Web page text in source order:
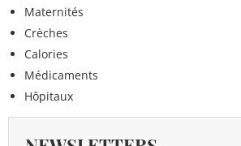
Maternités
Crèches
Calories
Médicaments
Hôpitaux